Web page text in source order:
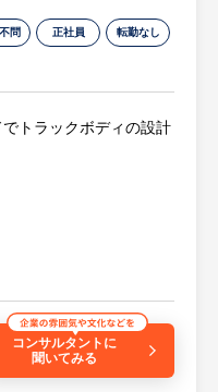
問 正社員 転勤なし
トラックボディの設計
クボディの設計
】
の安定した取引基盤の
コンサルタントに
聞いてみる